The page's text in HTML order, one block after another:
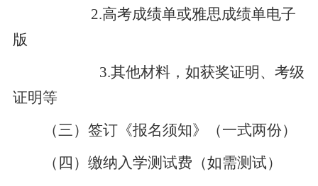
2.高考成绩单或雅思成绩单电子
版
3.其他材料，如获奖证明、考级
证明等
（三）签订《报名须知》（一式两份）
（四）缴纳入学测试费（如需测试）